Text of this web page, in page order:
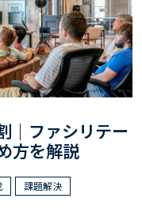
｜ファシリテー
方を解説
課題解決